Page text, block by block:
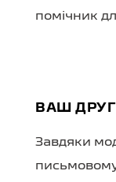
помічник
ВАШ
Завдяки